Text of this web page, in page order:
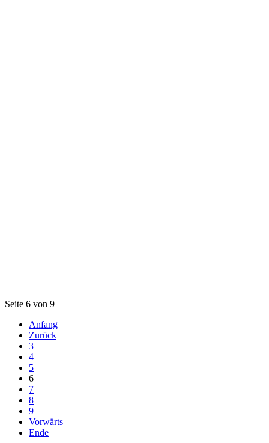
Seite 6 von 9
Anfang
Zurück
3
4
5
6
7
8
9
Vorwärts
Ende